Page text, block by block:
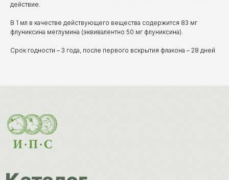
действие.
В 1 мл в качестве действующего вещества содержится 83 мг
флуниксина меглумина (эквивалентно 50 мг флуниксина).
Срок годности – 3 года, после первого вскрытия флакона – 28 дней
Каталог
товаров
Инкубация
Ветеринарные препараты
Корма, кормовые добавки
Дезинфекция, дезинсекция, дератизация
Изделия ветеринарного назначения
Сопутствующие товары